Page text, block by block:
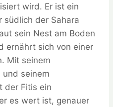
wird. Er ist ein
südlich der Sahara
sein Nest am Boden
ernährt sich von einer
Mit seinem
und seinem
der Fitis ein
es wert ist, genauer